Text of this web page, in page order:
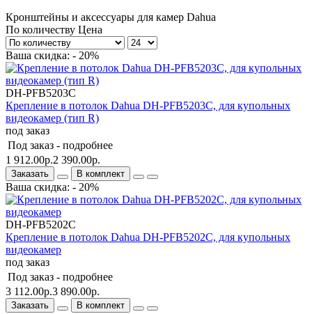
Кронштейны и аксессуары для камер Dahua
По количеству Цена
Ваша скидка: - 20%
DH-PFB5203C
Крепление в потолок Dahua DH-PFB5203C, для купольных
видеокамер (тип R)
под заказ
Под заказ - подробнее
1 912.00р.2 390.00р.
Заказать В комплект
Ваша скидка: - 20%
DH-PFB5202C
Крепление в потолок Dahua DH-PFB5202C, для купольных
видеокамер
под заказ
Под заказ - подробнее
3 112.00р.3 890.00р.
Заказать В комплект